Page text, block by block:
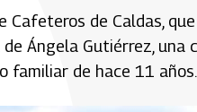
Cafeteros de Caldas,
Ángela Gutiérrez,
familiar de hace 11 años.